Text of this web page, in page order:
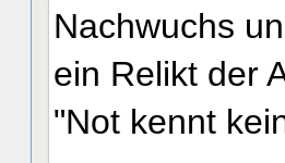
Nachwuchs
ein Relikt der
"Not kennt